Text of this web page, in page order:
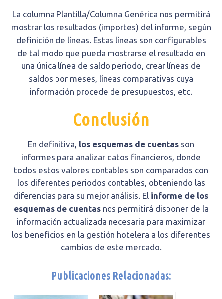
La columna Plantilla/Columna Genérica nos permitirá
mostrar los resultados (importes) del informe, según
definición de líneas. Estas líneas son configurables
de tal modo que pueda mostrarse el resultado en
una única línea de saldo periodo, crear líneas de
saldos por meses, líneas comparativas cuya
información procede de presupuestos, etc.
Conclusión
En definitiva, los esquemas de cuentas son
informes para analizar datos financieros, donde
todos estos valores contables son comparados con
los diferentes periodos contables, obteniendo las
diferencias para su mejor análisis. El informe de los
esquemas de cuentasnos permitirá disponer de la
información actualizada necesaria para maximizar
los beneficios en la gestión hotelera a los diferentes
cambios de este mercado.
Publicaciones Relacionadas: